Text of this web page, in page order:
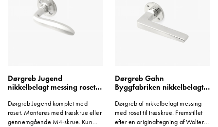
Dørgreb Jugend
nikkelbelagt messing roset
Dørgreb Jugend komplet med
roset. Monteres med træskrue eller
gennemgående M4-skrue. Kun
Dørgreb Gahn
Byggfabriken nikkelbelagt
Dørgreb af nikkelbelagt messing
med roset til træskrue. Fremstillet
efter en originaltegning af Wolter